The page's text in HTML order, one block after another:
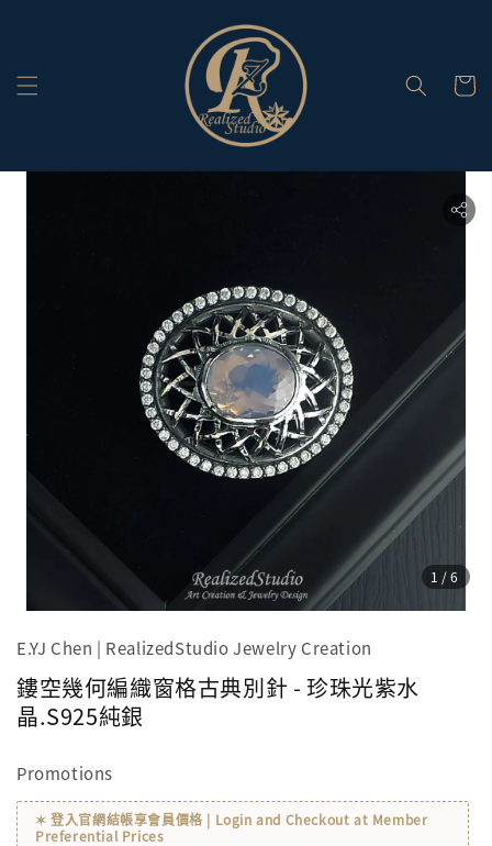
1 /6
E.YJ Chen | RealizedStudio Jewelry Creation
鏤空幾何編織窗格古典別針 - 珍珠光紫水
晶.S925純銀
Promotions
✶ 登入官網結帳享會員價格 | Login and Checkout at Member
Preferential Prices